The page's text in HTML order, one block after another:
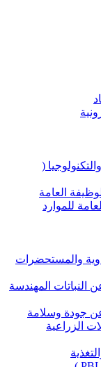
(
العامة
للموارد
والمستحضرات
المهندسة
جودة وسلامة
الزراعية